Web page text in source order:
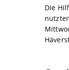
Die